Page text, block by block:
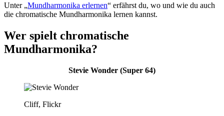
Unter „Mundharmonika erlernen“ erfährst du, wo und wie du auch
die chromatische Mundharmonika lernen kannst.
Wer spielt chromatische
Mundharmonika?
Stevie Wonder (Super 64)
Cliff, Flickr